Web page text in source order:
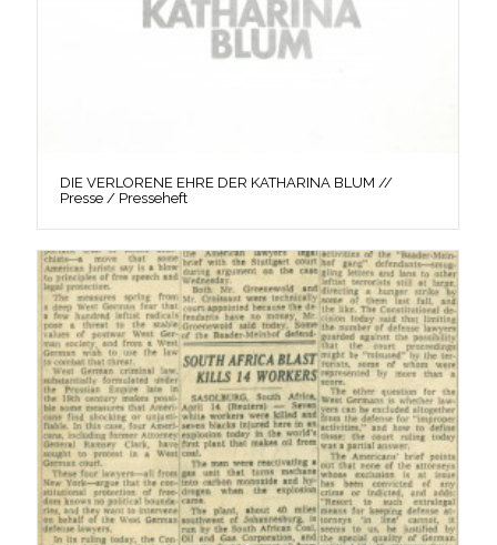
DIE VERLORENE EHRE DER KATHARINA BLUM //
Presse / Presseheft